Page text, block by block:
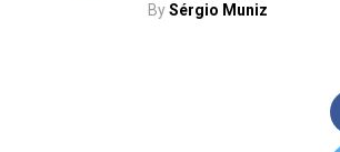
BySérgio Muniz